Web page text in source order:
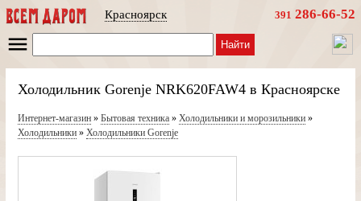
Красноярск 391 286-66-52
Найти
Холодильник Gorenje NRK620FAW4 в Красноярске
Интернет-магазин» Бытовая техника» Холодильники и морозильники»
Холодильники» Холодильники Gorenje